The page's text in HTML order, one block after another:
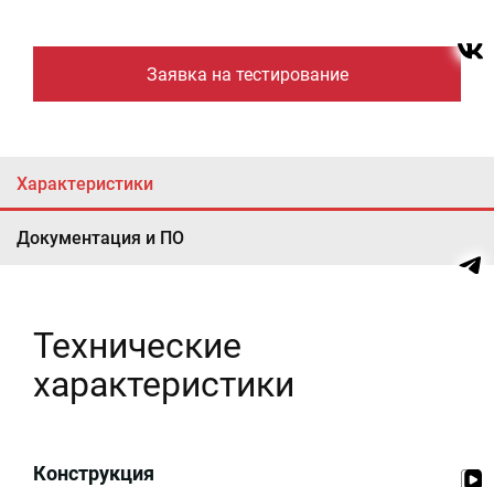
Заявка на тестирование
Характеристики
Документация и ПО
Технические
характеристики
Конструкция